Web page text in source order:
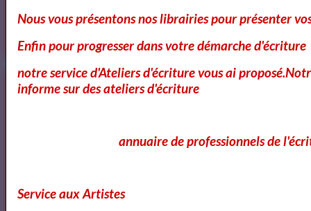
Nous vous présentons nos librairies pour présenter
Enfin pour progresser dans votre démarche d'écriture
notre service d'Ateliers d'écriture vous ai
informe sur des ateliers d'écriture
annuaire de professionnels de
Service aux Artistes